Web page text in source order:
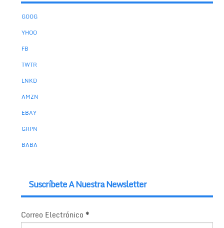
GOOG
YHOO
FB
TWTR
LNKD
AMZN
EBAY
GRPN
BABA
Suscríbete A Nuestra Newsletter
Correo Electrónico *